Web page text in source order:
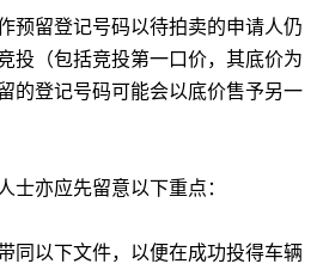
留登记号码以待拍卖的申请人仍
投（包括竞投第一口价，其底价为
的登记号码可能会以底价售予另一
亦应先留意以下重点：
同以下文件，以便在成功投得车辆